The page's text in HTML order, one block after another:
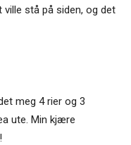
ville stå på siden, og det
meg 4 rier og 3
ute. Min kjære